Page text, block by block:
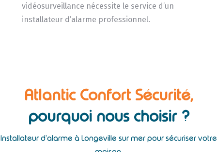
vidéosurveillance nécessite le service d’un
installateur d’alarme professionnel.
Atlantic Confort Sécurité,
pourquoi nous choisir ?
Installateur d’alarme à Longeville sur mer pour sécuriser votre